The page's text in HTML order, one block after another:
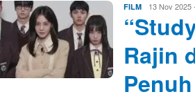
FILM Evo
Kusnady
13 Nov 2025
Rajin